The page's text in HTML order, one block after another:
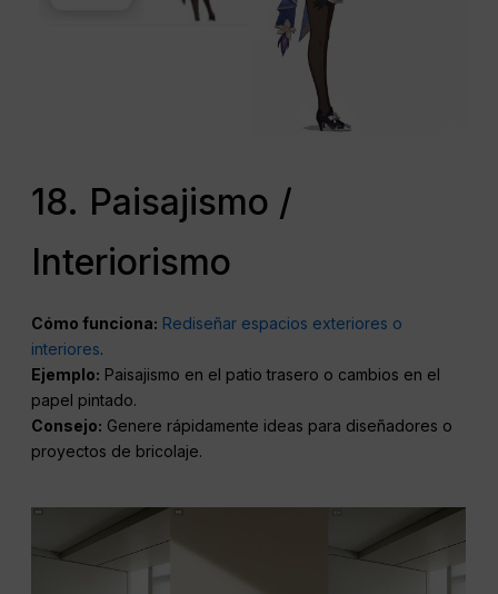
18. Paisajismo /
Interiorismo
Cómo funciona: Rediseñar espacios exteriores o
interiores.
Ejemplo: Paisajismo en el patio trasero o cambios en el
papel pintado.
Consejo: Genere rápidamente ideas para diseñadores o
proyectos de bricolaje.